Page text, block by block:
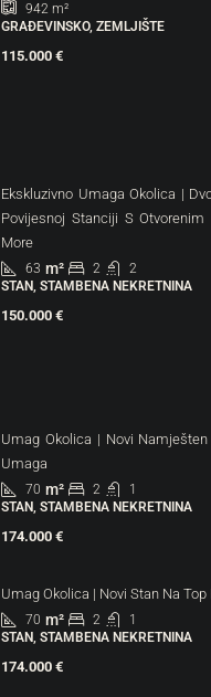
942 m²
GRAĐEVINSKO, ZEMLJIŠTE
115.000 €
Ekskluzivno Umaga Okolica |
Povijesnoj Stanciji S Otvorenim
More
63 m² 2
2
STAN, STAMBENA NEKRETNINA
150.000 €
Umag Okolica | Novi
Umaga
70 m² 2
1
STAN, STAMBENA NEKRETNINA
174.000 €
Umag Okolica | Novi Stan Na Top
70 m² 2
1
STAN, STAMBENA NEKRETNINA
174.000 €